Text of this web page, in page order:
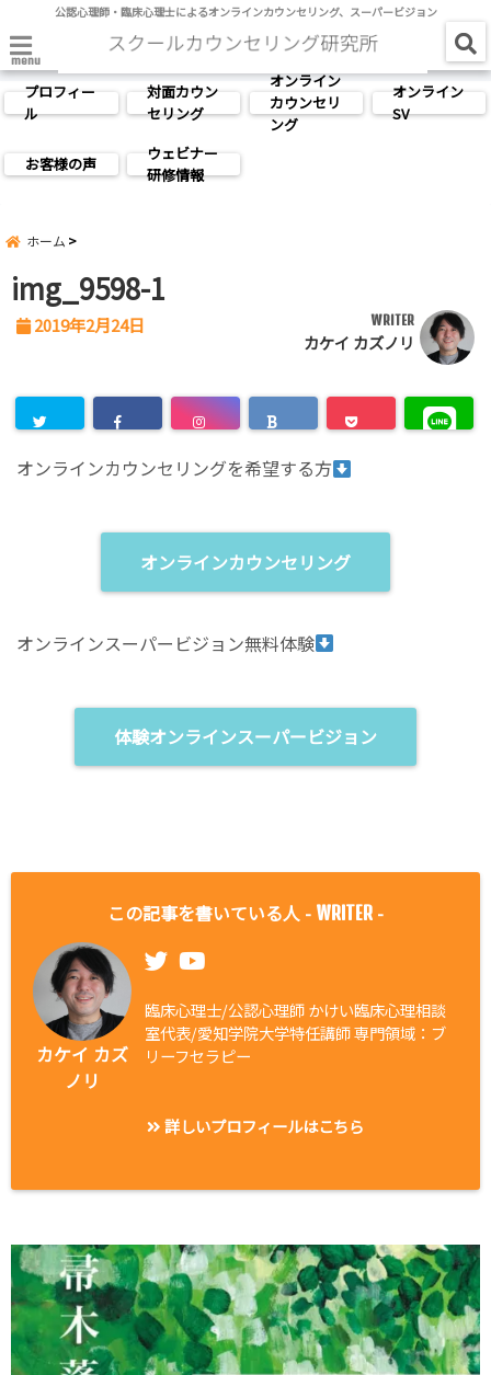
公認心理師・臨床心理士によるオンラインカウンセリング、スーパービジョン
menu
プロフィー
ル
対面カウン
セリング
オンライン
カウンセリ
ング
オンライン
SV
お客様の声
ウェビナー
研修情報
ホーム
img_9598-1
2019年2月24日 WRITER
カケイ カズノリ
オンラインカウンセリングを希望する方
オンラインカウンセリング
オンラインスーパービジョン無料体験
体験オンラインスーパービジョン
この記事を書いている人 - WRITER -
カケイ カズ
ノリ
臨床心理士/公認心理師 かけい臨床心理相談
室代表/愛知学院大学特任講師 専門領域：ブ
リーフセラピー
詳しいプロフィールはこちら